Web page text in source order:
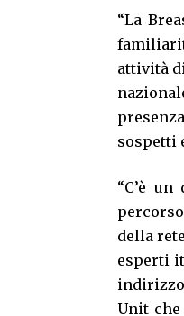
“La
attività
sospetti
“C’è
della
esperti
Unit